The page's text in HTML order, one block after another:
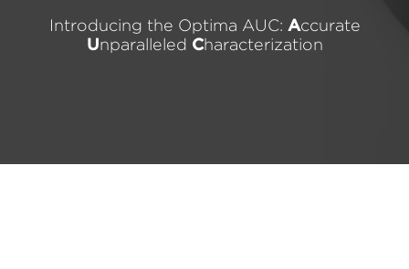
Introducing the Optima AUC: Accurate
Unparalleled Characterization